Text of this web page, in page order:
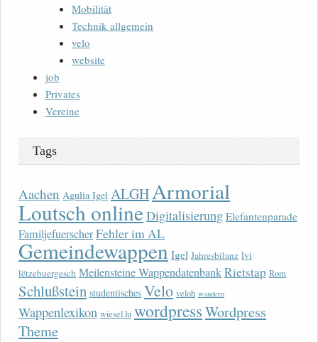
Mobilität
Technik allgemein
velo
website
job
Privates
Vereine
Tags
Aachen Agulia Igel ALGHArmorial
Loutsch onlineDigitalisierung Elefantenparade
FamiljefuerscherFehler im AL
Gemeindewappen Igel Jahresbilanz lvi
lëtzebuergesch Meilensteine WappendatenbankRietstap Rom
Schlußstein studentisches Velo veloh wandern
Wappenlexikon wiesel.lu wordpressWordpress
Theme